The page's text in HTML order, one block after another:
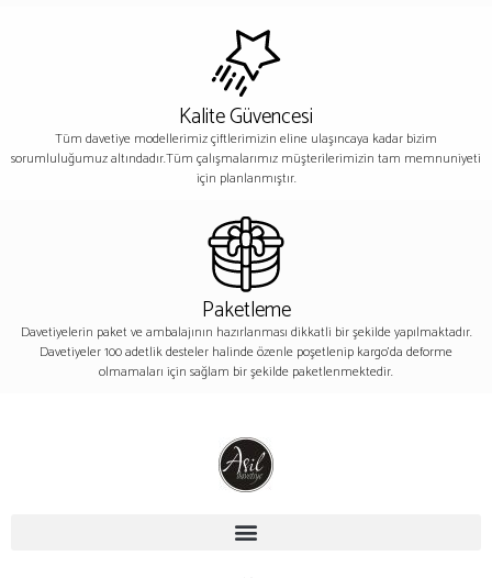
Kalite Güvencesi
Tüm davetiye modellerimiz çiftlerimizin eline ulaşıncaya kadar bizim
sorumluluğumuz altındadır.Tüm çalışmalarımız müşterilerimizin tam memnuniyeti
için planlanmıştır.
Paketleme
Davetiyelerin paket ve ambalajının hazırlanması dikkatli bir şekilde yapılmaktadır.
Davetiyeler 100 adetlik desteler halinde özenle poşetlenip kargo’da deforme
olmamaları için sağlam bir şekilde paketlenmektedir.